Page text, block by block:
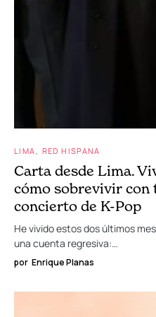
LIMA RED HISPANA
Carta desde Lima.
cómo sobrevivir con
concierto de K-Pop
He vivido estos dos últimos
una cuenta regresiva:…
por Enrique Planas